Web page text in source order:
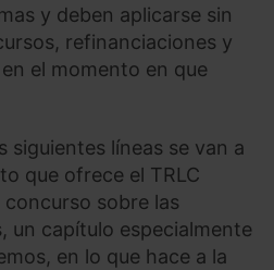
y deben aplicarse sin
refinanciaciones y
el momento en que
siguientes líneas se van a
que ofrece el TRLC
sobre las
un capítulo especialmente
en lo que hace a la